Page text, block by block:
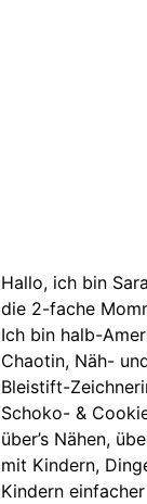
Hallo, ich bin
die 2-fache
Ich bin halb-
Chaotin, Näh-
Bleistift-
Schoko- &
über’s Nähen,
mit Kindern,
Kindern